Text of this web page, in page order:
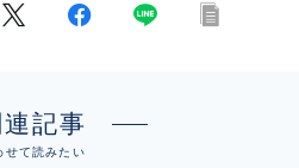
連記事
せて読みたい